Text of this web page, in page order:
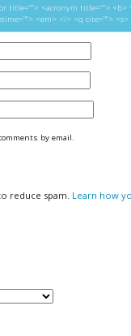
title=""> <acronym title=""> <b>
<em> <i> <q cite="">
by email.
reduce spam. Learn how